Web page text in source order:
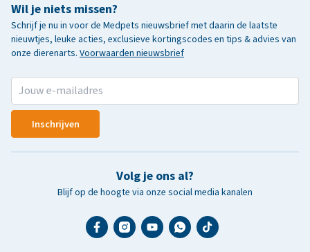
Wil je niets missen?
Schrijf je nu in voor de Medpets nieuwsbrief met daarin de laatste
nieuwtjes, leuke acties, exclusieve kortingscodes en tips & advies van
onze dierenarts. Voorwaarden nieuwsbrief
Inschrijven
Volg je ons al?
Blijf op de hoogte via onze social media kanalen